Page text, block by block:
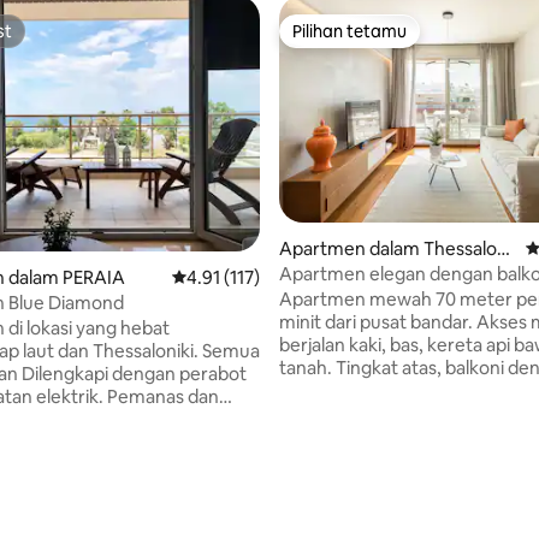
5, 298 ulasan
PERAIA Penarafan purata 4.91 daripada 5, 117 ulasan
4.91 (117)
Diamond
lokasi yang hebat
Semua
Pemanas dan
Pilihan tetamu
Pilihan tetamu
Apartmen dalam Thessaloni
ki
Apartmen elegan dengan
bersebelahan dengan tepi laut
Apartmen mewah 70 meter
minit dari pusat bandar. Akses
berjalan kaki, bas, kereta api
tanah. Tingkat atas, balkoni